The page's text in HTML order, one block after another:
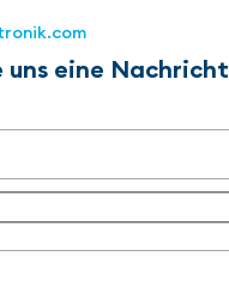
uns eine Nachricht